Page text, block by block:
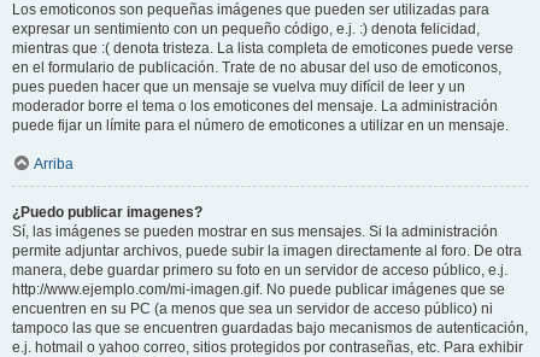
Los emoticonos son pequeñas imágenes que pueden ser utilizadas para
expresar un sentimiento con un pequeño código, e.j. :) denota felicidad,
mientras que :( denota tristeza. La lista completa de emoticones puede verse
en el formulario de publicación. Trate de no abusar del uso de emoticonos,
pues pueden hacer que un mensaje se vuelva muy difícil de leer y un
moderador borre el tema o los emoticones del mensaje. La administración
puede fijar un límite para el número de emoticones a utilizar en un mensaje.
Arriba
¿Puedo publicar imagenes?
Sí, las imágenes se pueden mostrar en sus mensajes. Si la administración
permite adjuntar archivos, puede subir la imagen directamente al foro. De otra
manera, debe guardar primero su foto en un servidor de acceso público, e.j.
http://www.ejemplo.com/mi-imagen.gif. No puede publicar imágenes que se
encuentren en su PC (a menos que sea un servidor de acceso público) ni
tampoco las que se encuentren guardadas bajo mecanismos de autenticación,
e.j. hotmail o yahoo correo, sitios protegidos por contraseñas, etc. Para exhibir